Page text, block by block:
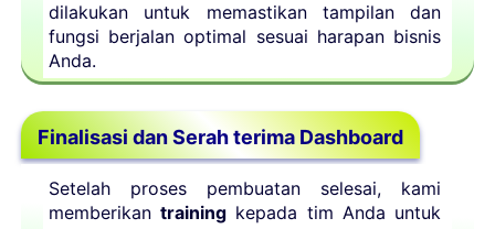
dilakukan untuk memastikan tampilan dan
fungsi berjalan optimal sesuai harapan bisnis
Anda.
Finalisasi dan Serah terima Dashboard
Setelah proses pembuatan selesai, kami
memberikantraining kepada tim Anda untuk